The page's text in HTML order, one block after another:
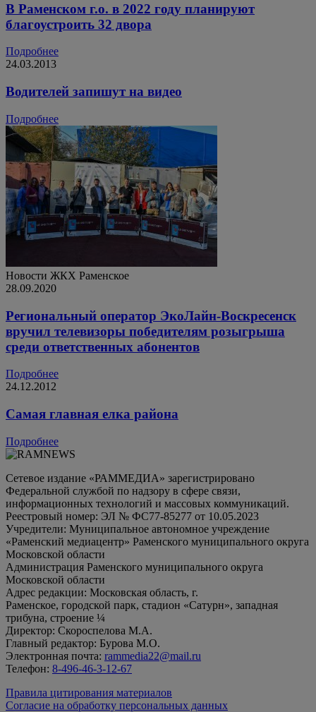
В Раменском г.о. в 2022 году планируют
благоустроить 32 двора
Подробнее
24.03.2013
Водителей запишут на видео
Подробнее
Новости ЖКХ Раменское
28.09.2020
Региональный оператор ЭкоЛайн-Воскресенск
вручил телевизоры победителям розыгрыша
среди ответственных абонентов
Подробнее
24.12.2012
Самая главная елка района
Подробнее
Сетевое издание «РАММЕДИА» зарегистрировано
Федеральной службой по надзору в сфере связи,
информационных технологий и массовых коммуникаций.
Реестровый номер: ЭЛ № ФС77-85277 от 10.05.2023
Учредители: Муниципальное автономное учреждение
«Раменский медиацентр» Раменского муниципального округа
Московской области
Администрация Раменского муниципального округа
Московской области
Адрес редакции: Московская область, г.
Раменское, городской парк, стадион «Сатурн», западная
трибуна, строение ¼
Директор: Скороспелова М.А.
Главный редактор: Бурова М.О.
Электронная почта: rammedia22@mail.ru
Телефон: 8-496-46-3-12-67
Правила цитирования материалов
Согласие на обработку персональных данных